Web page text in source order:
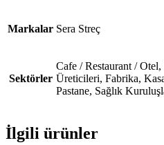
Markalar Sera Streç
Sektörler
Cafe / Restaurant /
Üreticileri, Fabrika,
Pastane, Sağlık
İlgili ürünler